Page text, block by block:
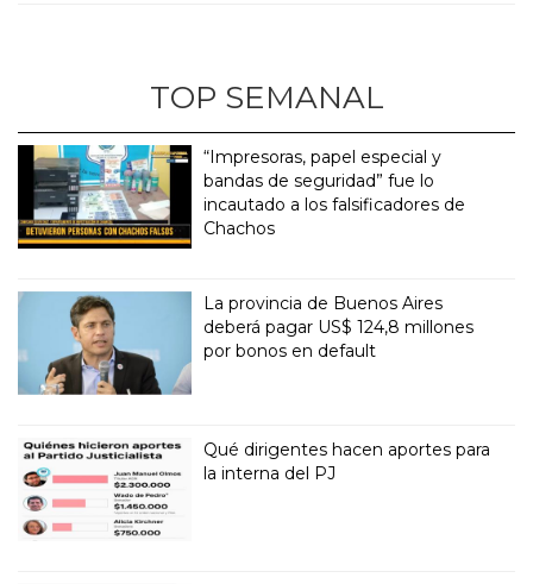
TOP SEMANAL
“Impresoras, papel especial y
bandas de seguridad” fue lo
incautado a los falsificadores de
Chachos
La provincia de Buenos Aires
deberá pagar US$ 124,8 millones
por bonos en default
Qué dirigentes hacen aportes para
la interna del PJ